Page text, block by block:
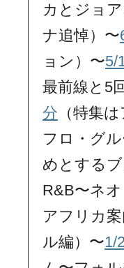
カとジョ
ナ追悼）〜
ョン）〜5/
最前線と5
分 （特集
フロ・グ
めとする
R&B〜ネ
アフリカ
ル編）〜1/